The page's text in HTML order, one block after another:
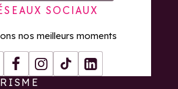
SOCIAUX
nos meilleurs moments
FacebookInstagram
Tiktok LinkedIn